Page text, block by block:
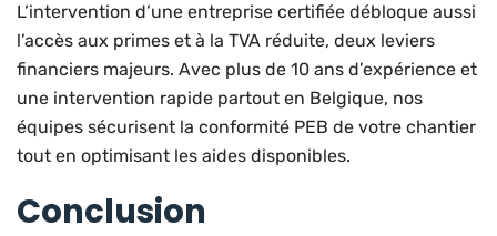
L’intervention d’une entreprise certifiée débloque aussi
l’accès aux primes et à la TVA réduite, deux leviers
financiers majeurs. Avec plus de 10 ans d’expérience et
une intervention rapide partout en Belgique, nos
équipes sécurisent la conformité PEB de votre chantier
tout en optimisant les aides disponibles.
Conclusion